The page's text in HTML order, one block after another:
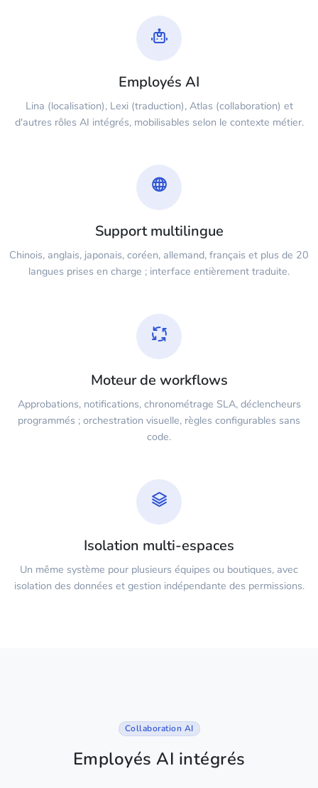
Employés AI
Lina (localisation), Lexi (traduction), Atlas (collaboration) et
d'autres rôles AI intégrés, mobilisables selon le contexte métier.
Support multilingue
Chinois, anglais, japonais, coréen, allemand, français et plus de 20
langues prises en charge ; interface entièrement traduite.
Moteur de workflows
Approbations, notifications, chronométrage SLA, déclencheurs
programmés ; orchestration visuelle, règles configurables sans
code.
Isolation multi-espaces
Un même système pour plusieurs équipes ou boutiques, avec
isolation des données et gestion indépendante des permissions.
Collaboration AI
Employés AI intégrés